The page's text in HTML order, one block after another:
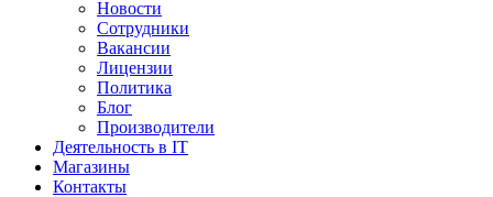
Новости
Сотрудники
Вакансии
Лицензии
Политика
Блог
Производители
Деятельность в IT
Магазины
Контакты